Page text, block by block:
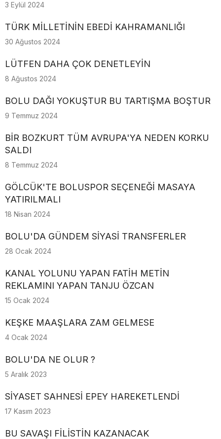
3 Eylül 2024
TÜRK MİLLETİNİN EBEDİ KAHRAMANLIĞI
30 Ağustos 2024
LÜTFEN DAHA ÇOK DENETLEYİN
8 Ağustos 2024
BOLU DAĞI YOKUŞTUR BU TARTIŞMA BOŞTUR
9 Temmuz 2024
BİR BOZKURT TÜM AVRUPA'YA NEDEN KORKU
SALDI
8 Temmuz 2024
GÖLCÜK'TE BOLUSPOR SEÇENEĞİ MASAYA
YATIRILMALI
18 Nisan 2024
BOLU'DA GÜNDEM SİYASİ TRANSFERLER
28 Ocak 2024
KANAL YOLUNU YAPAN FATİH METİN
REKLAMINI YAPAN TANJU ÖZCAN
15 Ocak 2024
KEŞKE MAAŞLARA ZAM GELMESE
4 Ocak 2024
BOLU'DA NE OLUR ?
5 Aralık 2023
SİYASET SAHNESİ EPEY HAREKETLENDİ
17 Kasım 2023
BU SAVAŞI FİLİSTİN KAZANACAK